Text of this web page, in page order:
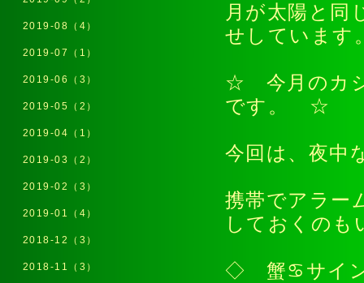
月が太陽と同
せしています
☆ 今月のカ
です。 ☆
今回は、夜中
携帯でアラー
しておくのも
◇ 蟹♋サイ
2019-08（4）
2019-07（1）
2019-06（3）
2019-05（2）
2019-04（1）
2019-03（2）
2019-02（3）
2019-01（4）
2018-12（3）
2018-11（3）